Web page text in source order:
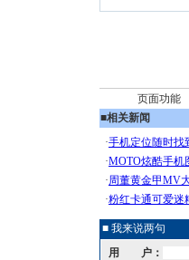
页面功能
■相关新闻
■ 我来说两句
用 户：